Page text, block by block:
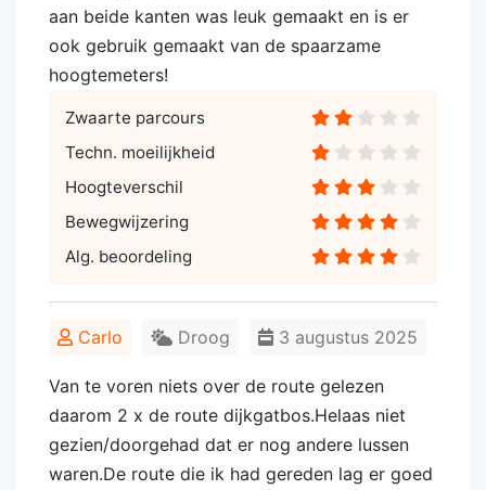
aan beide kanten was leuk gemaakt en is er
ook gebruik gemaakt van de spaarzame
hoogtemeters!
Zwaarte parcours
Techn. moeilijkheid
Hoogteverschil
Bewegwijzering
Alg. beoordeling
Carlo 3 augustus 2025
Droog
Van te voren niets over de route gelezen
daarom 2 x de route dijkgatbos.Helaas niet
gezien/doorgehad dat er nog andere lussen
waren.De route die ik had gereden lag er goed